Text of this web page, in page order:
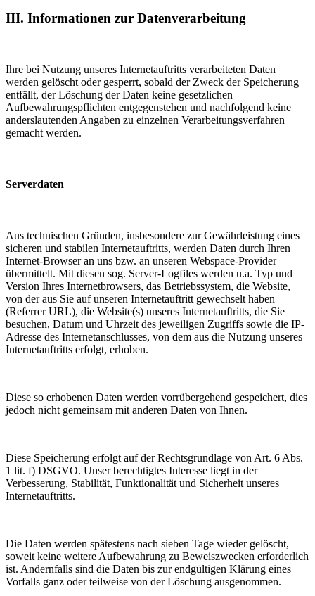
III. Informationen zur Datenverarbeitung
Ihre bei Nutzung unseres Internetauftritts verarbeiteten Daten
werden gelöscht oder gesperrt, sobald der Zweck der Speicherung
entfällt, der Löschung der Daten keine gesetzlichen
Aufbewahrungspflichten entgegenstehen und nachfolgend keine
anderslautenden Angaben zu einzelnen Verarbeitungsverfahren
gemacht werden.
Serverdaten
Aus technischen Gründen, insbesondere zur Gewährleistung eines
sicheren und stabilen Internetauftritts, werden Daten durch Ihren
Internet-Browser an uns bzw. an unseren Webspace-Provider
übermittelt. Mit diesen sog. Server-Logfiles werden u.a. Typ und
Version Ihres Internetbrowsers, das Betriebssystem, die Website,
von der aus Sie auf unseren Internetauftritt gewechselt haben
(Referrer URL), die Website(s) unseres Internetauftritts, die Sie
besuchen, Datum und Uhrzeit des jeweiligen Zugriffs sowie die IP-
Adresse des Internetanschlusses, von dem aus die Nutzung unseres
Internetauftritts erfolgt, erhoben.
Diese so erhobenen Daten werden vorrübergehend gespeichert, dies
jedoch nicht gemeinsam mit anderen Daten von Ihnen.
Diese Speicherung erfolgt auf der Rechtsgrundlage von Art. 6 Abs.
1 lit. f) DSGVO. Unser berechtigtes Interesse liegt in der
Verbesserung, Stabilität, Funktionalität und Sicherheit unseres
Internetauftritts.
Die Daten werden spätestens nach sieben Tage wieder gelöscht,
soweit keine weitere Aufbewahrung zu Beweiszwecken erforderlich
ist. Andernfalls sind die Daten bis zur endgültigen Klärung eines
Vorfalls ganz oder teilweise von der Löschung ausgenommen.